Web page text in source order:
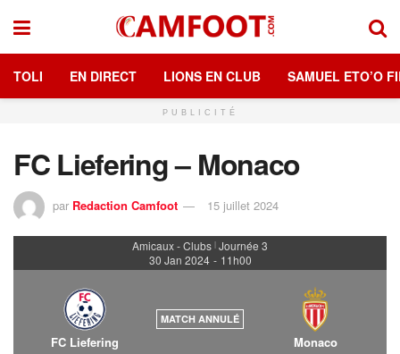
TOLI EN DIRECT LIONS EN CLUB SAMUEL ETO’O
PUBLICITÉ
FC Liefering – Monaco
par Redaction Camfoot 15 juillet 2024
Amicaux - Clubs | Journée 3
30 Jan 2024 - 11h00
FC Liefering
MATCH ANNULÉ
Monaco